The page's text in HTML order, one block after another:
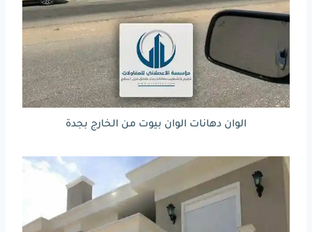
الوان دهانات الوان بيوت من الخارج بجدة